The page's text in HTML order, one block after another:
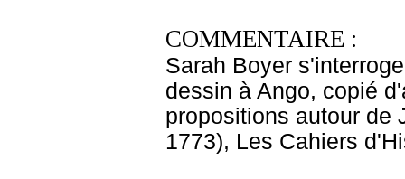
COMMENTAIRE :
Sarah Boyer
dessin à Ango, copié
propositions autour de
1773), Les Cahiers